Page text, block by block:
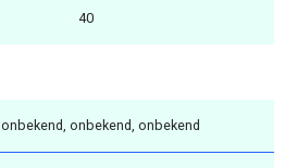
40
onbekend, onbekend, onbekend